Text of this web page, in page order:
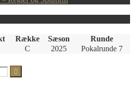
Række Sæson
Runde
C 2025 Pokalrunde 7